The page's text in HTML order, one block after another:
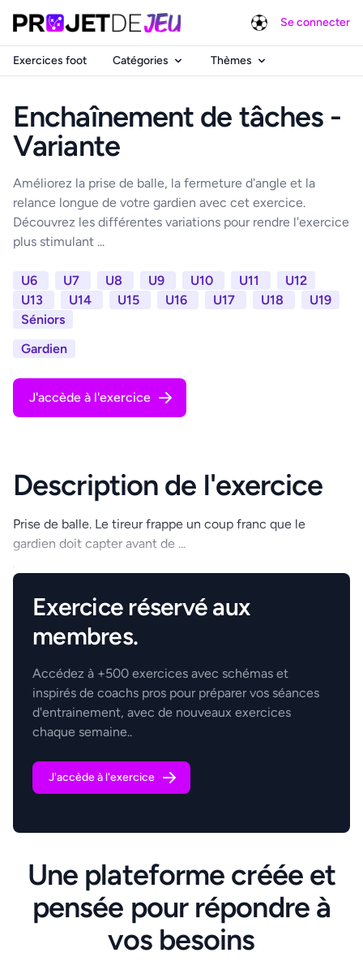
Se connecter
Exercices foot Catégories Thèmes
Enchaînement de tâches -
Variante
Améliorez la prise de balle, la fermeture d'angle et la
relance longue de votre gardien avec cet exercice.
Découvrez les différentes variations pour rendre l'exercice
plus stimulant ...
U6 U7 U8 U9 U10 U11
U12
U13
U14 U15 U16 U17 U18
U19
Séniors
Gardien
J'accède à l'exercice
Description de l'exercice
Prise de balle. Le tireur frappe un coup franc que le
gardien doit capter avant de ...
.
Exercice réservé aux
membres.
Accédez à +500 exercices avec schémas et
inspirés de coachs pros pour préparer vos séances
d'entrainement, avec de nouveaux exercices
chaque semaine..
J'accède à l'exercice
Une plateforme créée et
pensée pour répondre à
vos besoins